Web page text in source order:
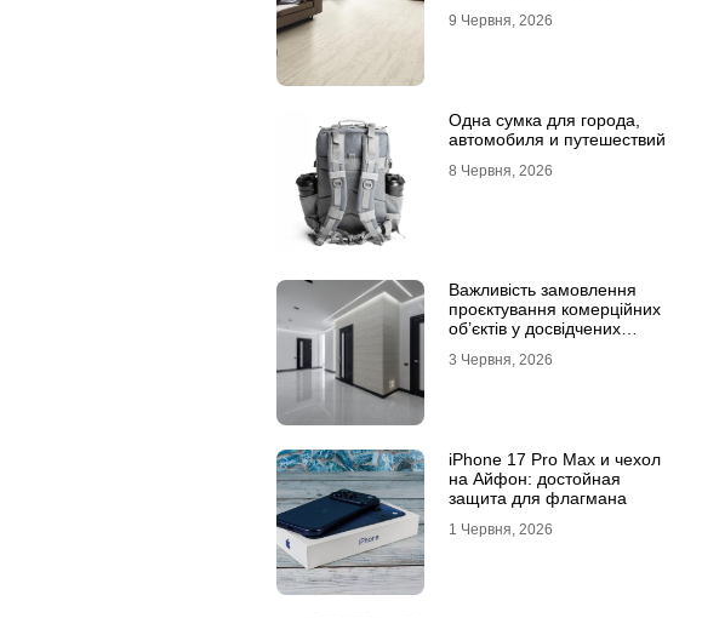
ламінату
9 Червня, 2026
Одна сумка для города,
автомобиля и путешествий
8 Червня, 2026
Важливість замовлення
проєктування комерційних
об’єктів у досвідчених
3 Червня, 2026
iPhone 17 Pro Max и чехол
на Айфон: достойная
защита для флагмана
1 Червня, 2026